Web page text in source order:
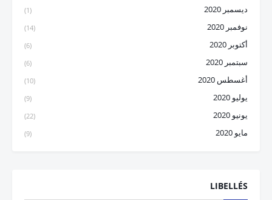
ديسمبر 2020 (1)
نوفمبر 2020 (14)
أكتوبر 2020 (6)
سبتمبر 2020 (6)
أغسطس 2020 (10)
يوليو 2020 (9)
يونيو 2020 (22)
مايو 2020 (9)
LIBELLÉS